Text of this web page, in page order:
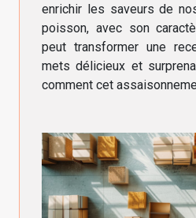
enrichir les saveurs de
poisson, avec son
peut transformer une
mets délicieux et
comment cet